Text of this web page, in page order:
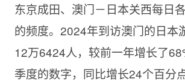
东京成田、澳门－日本关西每日
的频度。2024年到访澳门的日本
12万6424人，较前一年增长了
季度的数字，同比增长24个百分